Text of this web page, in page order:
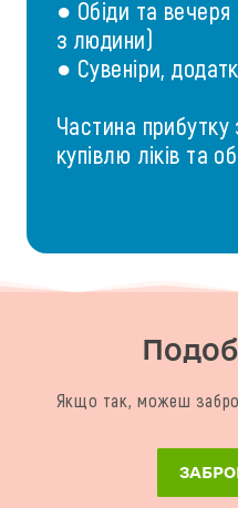
● Обіди та
з людини)
● Сувеніри,
Частина
купівлю ліків та
Якщо так, можеш